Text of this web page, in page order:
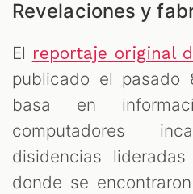
Revelaciones y
El reportaje original
publicado el pasado
basa en
computadores
disidencias lideradas
donde se